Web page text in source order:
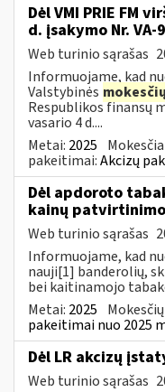
Dėl VMI PRIE FM
d. įsakymo Nr.
Web turinio sąrašas
Informuojame, kad
Valstybinės mokesčių
Respublikos finansų
vasario 4 d....
Metai: 2025
pakeitimai:Akcizų
Dėl apdoroto
kainų patvirtinimo
Web turinio sąrašas
Informuojame, kad
nauji[1] banderolių,
bei kaitinamojo
Metai: 2025
pakeitimai nuo 2025
Dėl LR akcizų
Web turinio sąrašas